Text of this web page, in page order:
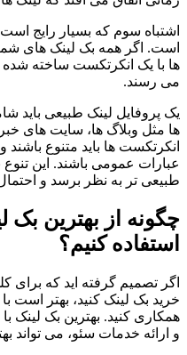
اشتباه سوم که بسیار رایج
است. اگر همه بک لینک های
ها با یک انکرتکست ساخته
می رسند.
یک پروفایل لینک طبیعی باید
ها مثل وبلاگ ها، سایت های
انکرتکست ها باید متنوع
عبارات عمومی باشند. این
طبیعی تر به نظر برسد و
چگونه از بهترین بک
استفاده کنیم؟
اگر تصمیم گرفته اید که برای
خرید بک لینک کنید، بهتر است
همکاری کنید. بهترین بک لینک
و ارائه خدمات سئو، می تواند